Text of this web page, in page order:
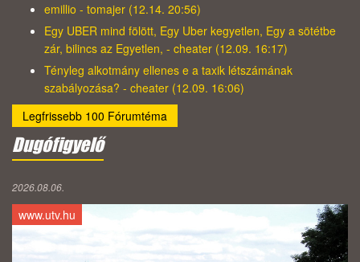
emillio - tomajer (12.14. 20:56)
Egy UBER mind fölött, Egy Uber kegyetlen, Egy a sötétbe
zár, bilincs az Egyetlen, - cheater (12.09. 16:17)
Tényleg alkotmány ellenes e a taxik létszámának
szabályozása? - cheater (12.09. 16:06)
Legfrissebb 100 Fórumtéma
Dugófigyelő
2026.08.06.
www.utv.hu